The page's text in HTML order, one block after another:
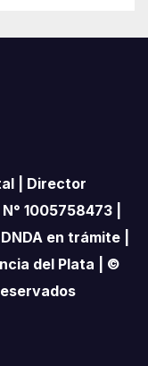
| Director
1005758473 |
en trámite |
del Plata | ©